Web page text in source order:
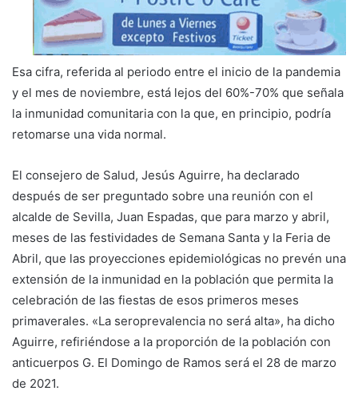
Esa cifra, referida al periodo entre el inicio de la pandemia
y el mes de noviembre, está lejos del 60%-70% que señala
la inmunidad comunitaria con la que, en principio, podría
retomarse una vida normal.
El consejero de Salud, Jesús Aguirre, ha declarado
después de ser preguntado sobre una reunión con el
alcalde de Sevilla, Juan Espadas, que para marzo y abril,
meses de las festividades de Semana Santa y la Feria de
Abril, que las proyecciones epidemiológicas no prevén una
extensión de la inmunidad en la población que permita la
celebración de las fiestas de esos primeros meses
primaverales. «La seroprevalencia no será alta», ha dicho
Aguirre, refiriéndose a la proporción de la población con
anticuerpos G. El Domingo de Ramos será el 28 de marzo
de 2021.